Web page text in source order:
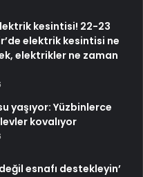
kesintisi! 22-23
elektrik kesintisi ne
elektrikler ne zaman
yaşıyor: Yüzbinlerce
kovalıyor
esnafı destekleyin’